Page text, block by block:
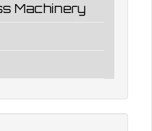
Machinery